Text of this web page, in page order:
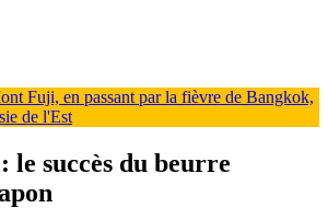
Fuji, en passant par la fièvre de Bangkok,
de l'Est
succès du beurre